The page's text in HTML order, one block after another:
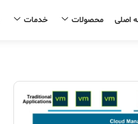
اصلی محصولات خدمات